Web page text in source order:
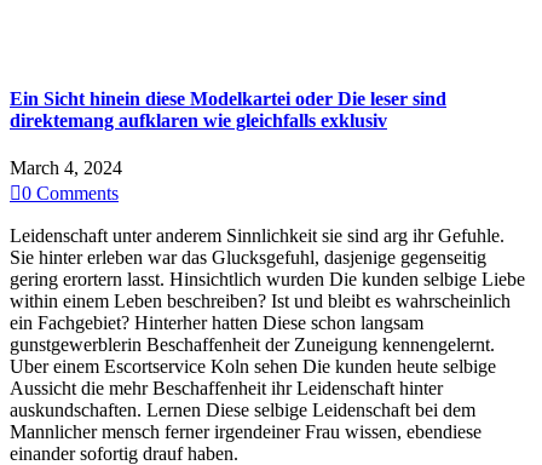
Ein Sicht hinein diese Modelkartei oder Die leser sind
direktemang aufklaren wie gleichfalls exklusiv
March 4, 2024
0 Comments
Leidenschaft unter anderem Sinnlichkeit sie sind arg ihr Gefuhle.
Sie hinter erleben war das Glucksgefuhl, dasjenige gegenseitig
gering erortern lasst. Hinsichtlich wurden Die kunden selbige Liebe
within einem Leben beschreiben? Ist und bleibt es wahrscheinlich
ein Fachgebiet? Hinterher hatten Diese schon langsam
gunstgewerblerin Beschaffenheit der Zuneigung kennengelernt.
Uber einem Escortservice Koln sehen Die kunden heute selbige
Aussicht die mehr Beschaffenheit ihr Leidenschaft hinter
auskundschaften. Lernen Diese selbige Leidenschaft bei dem
Mannlicher mensch ferner irgendeiner Frau wissen, ebendiese
einander sofortig drauf haben.